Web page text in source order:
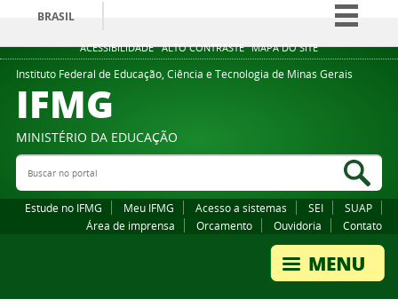
ACESSIBILIDADE ALTO CONTRASTE MAPA DO SITE
BRASIL
Simplifique!
Comunica BR
Legislação
Instituto Federal de Educação, Ciência e Tecnologia de Minas Gerais
IFMG
MINISTÉRIO DA EDUCAÇÃO
Buscar no portal
Estude no IFMG Meu IFMG Acesso a sistemas SEI
SUAP
Área de imprensa
Orcamento Ouvidoria Contato